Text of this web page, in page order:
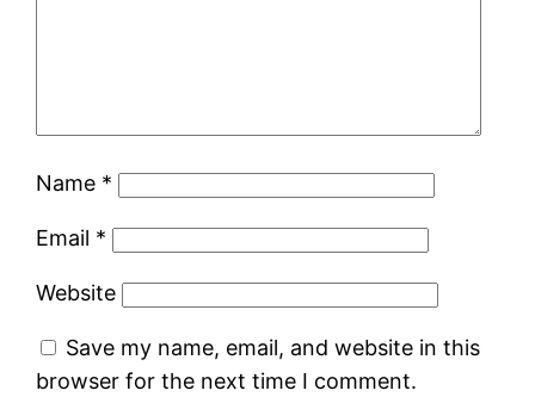
Name *
Email *
Website
Save my name, email, and website in this
browser for the next time I comment.